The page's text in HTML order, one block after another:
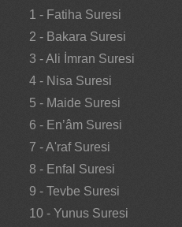
1 - Fatiha Suresi
2 - Bakara Suresi
3 - Ali İmran Suresi
4 - Nisa Suresi
5 - Maide Suresi
6 - En’âm Suresi
7 - A'raf Suresi
8 - Enfal Suresi
9 - Tevbe Suresi
10 - Yunus Suresi